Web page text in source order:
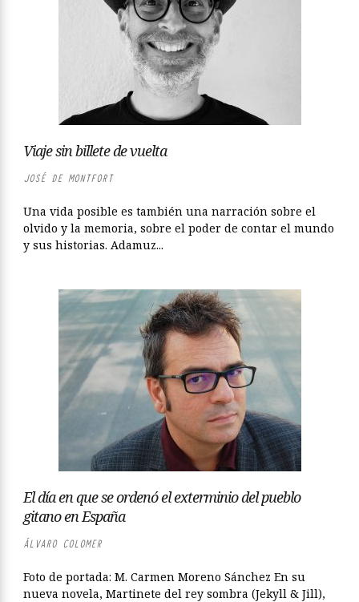
Viaje sin billete de vuelta
JOSÉ DE MONTFORT
Una vida posible es también una narración sobre el
olvido y la memoria, sobre el poder de contar el mundo
y sus historias. Adamuz...
El día en que se ordenó el exterminio del pueblo
gitano en España
ÁLVARO COLOMER
Foto de portada: M. Carmen Moreno Sánchez En su
nueva novela, Martinete del rey sombra (Jekyll & Jill),